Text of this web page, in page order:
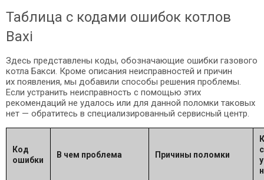
Таблица с кодами ошибок котлов
Baxi
Здесь представлены коды, обозначающие ошибки газового
котла Бакси. Кроме описания неисправностей и причин
их появления, мы добавили способы решения проблемы.
Если устранить неисправность с помощью этих
рекомендаций не удалось или для данной поломки таковых
нет — обратитесь в специализированный сервисный центр.
Код
ошибки
В чем проблема Причины поломки